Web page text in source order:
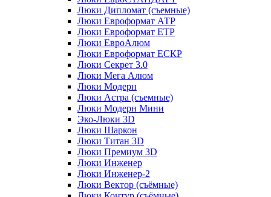
Люки Дипломат (съемные)
Люки Евроформат АТР
Люки Евроформат ЕТР
Люки ЕвроАлюм
Люки Евроформат ЕСКР
Люки Секрет 3.0
Люки Мега Алюм
Люки Модерн
Люки Астра (съемные)
Люки Модерн Мини
Эко-Люки 3D
Люки Шаркон
Люки Титан 3D
Люки Премиум 3D
Люки Инженер
Люки Инженер-2
Люки Вектор (съёмные)